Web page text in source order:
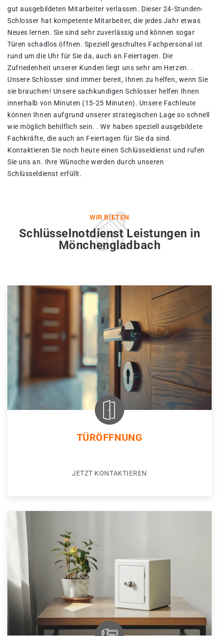
gut ausgebildeten Mitarbeiter verlassen. Dieser 24-Stunden-
Schlosser hat kompetente Mitarbeiter, die jedes Jahr etwas
Neues lernen. Sie sind sehr zuverlässig und können sogar
Türen schadlos öffnen. Speziell geschultes Fachpersonal ist
rund um die Uhr für Sie da, auch an Feiertagen. Die
Zufriedenheit unserer Kunden liegt uns sehr am Herzen. .
Unsere Schlosser sind immer bereit, Ihnen zu helfen, wenn Sie
sie brauchen! Unsere sachkundigen Schlosser helfen Ihnen
innerhalb von Minuten (15-25 Minuten). Unsere Fachleute
können Ihnen aufgrund unserer strategischen Lage so schnell
wie möglich behilflich sein. . Wir haben speziell ausgebildete
Fachkräfte, die auch an Feiertagen für Sie da sind.
Kontaktieren Sie noch heute einen Schlüsseldienst und rufen
Sie uns an. Ihre Wünsche werden durch unseren
Schlüsseldienst erfüllt.
WIR BIETEN
Schlüsselnotdienst Leistungen in
Mönchengladbach
TÜRÖFFNUNG
JETZT KONTAKTIEREN